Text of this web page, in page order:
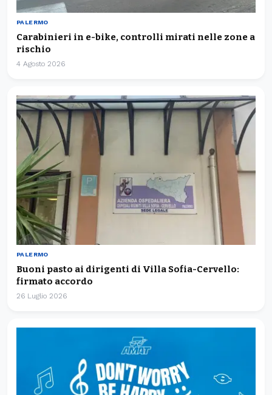
PALERMO
Carabinieri in e-bike, controlli mirati nelle zone a
rischio
4 Agosto 2026
PALERMO
Buoni pasto ai dirigenti di Villa Sofia-Cervello:
firmato accordo
26 Luglio 2026